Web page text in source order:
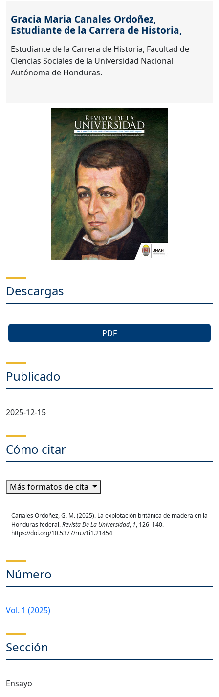
Gracia Maria Canales Ordoñez,
Estudiante de la Carrera de Historia,
Estudiante de la Carrera de Historia, Facultad de
Ciencias Sociales de la Universidad Nacional
Autónoma de Honduras.
Descargas
PDF
Publicado
2025-12-15
Cómo citar
Más formatos de cita
Canales Ordoñez, G. M. (2025). La explotación británica de madera en la
Honduras federal.Revista De La Universidad, 1, 126–140.
https://doi.org/10.5377/ru.v1i1.21454
Número
Vol. 1 (2025)
Sección
Ensayo